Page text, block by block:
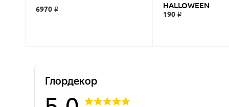
6970 ₽
HALLOWEEN
190 ₽